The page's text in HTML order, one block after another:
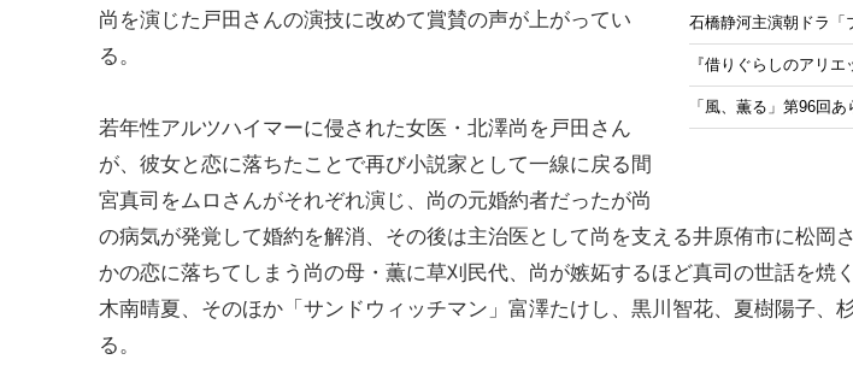
石橋静河主演朝ドラ
『借りぐらしのアリ
「風、薫る」第96回
尚を演じた戸田さんの演技に改めて賞賛の声が上がってい
る。
若年性アルツハイマーに侵された女医・北澤尚を戸田さん
が、彼女と恋に落ちたことで再び小説家として一線に戻る間
宮真司をムロさんがそれぞれ演じ、尚の元婚約者だったが尚
の病気が発覚して婚約を解消、その後は主治医として尚を支える井原侑市に松岡
かの恋に落ちてしまう尚の母・薫に草刈民代、尚が嫉妬するほど真司の世話を焼
木南晴夏、そのほか「サンドウィッチマン」富澤たけし、黒川智花、夏樹陽子、
る。